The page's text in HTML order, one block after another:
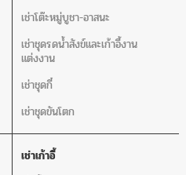
เช่าโต๊ะหมู่บูชา-อาสนะ
เช่าชุดรดน้ำสังข์และเก้าอี้งาน
แต่งงาน
เช่าชุดกี๋
เช่าชุดขันโตก
เช่าเก้าอี้